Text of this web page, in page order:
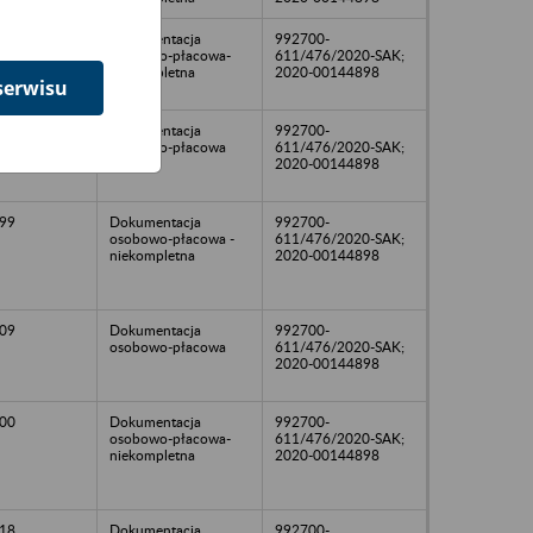
Dokumentacja
osobowo-płacowa-
niekompletna
992700-
611/476/2020-SAK;
2020-00144898
Dokumentacja
osobowo-płacowa
992700-
611/476/2020-SAK;
2020-00144898
Dokumentacja
osobowo-płacowa -
niekompletna
992700-
611/476/2020-SAK;
2020-00144898
Dokumentacja
osobowo-płacowa
992700-
611/476/2020-SAK;
2020-00144898
Dokumentacja
osobowo-płacowa-
niekompletna
992700-
611/476/2020-SAK;
2020-00144898